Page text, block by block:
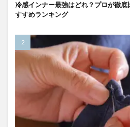
冷感インナー最強はどれ？プロが徹
すすめランキング